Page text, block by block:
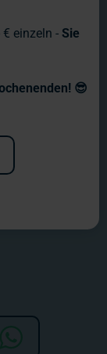
einzeln - Sie
😎